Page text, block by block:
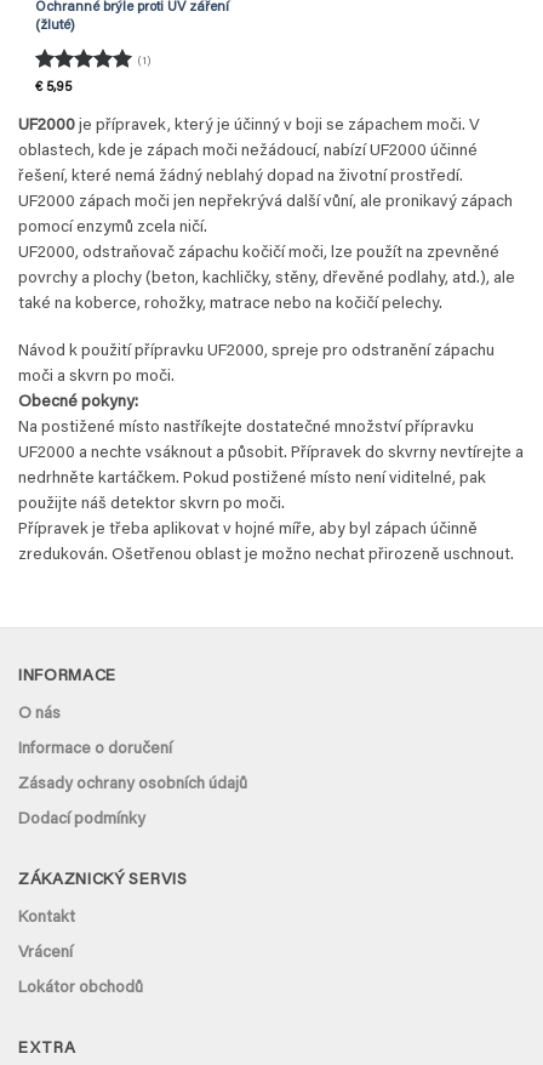
Ochranné brýle proti UV záření
(žluté)
Hodnocení
(1)
€5,95
UF2000 je přípravek, který je účinný v boji se zápachem moči. V
oblastech, kde je zápach moči nežádoucí, nabízí UF2000 účinné
řešení, které nemá žádný neblahý dopad na životní prostředí.
UF2000 zápach moči jen nepřekrývá další vůní, ale pronikavý zápach
pomocí enzymů zcela ničí.
UF2000, odstraňovač zápachu kočičí moči, lze použít na zpevněné
povrchy a plochy (beton, kachličky, stěny, dřevěné podlahy, atd.), ale
také na koberce, rohožky, matrace nebo na kočičí pelechy.
Návod k použití přípravku UF2000, spreje pro odstranění zápachu
moči a skvrn po moči.
Obecné pokyny:
Na postižené místo nastříkejte dostatečné množství přípravku
UF2000 a nechte vsáknout a působit. Přípravek do skvrny nevtírejte a
nedrhněte kartáčkem. Pokud postižené místo není viditelné, pak
použijte náš detektor skvrn po moči.
Přípravek je třeba aplikovat v hojné míře, aby byl zápach účinně
zredukován. Ošetřenou oblast je možno nechat přirozeně uschnout.
INFORMACE
O nás
Informace o doručení
Zásady ochrany osobních údajů
Dodací podmínky
ZÁKAZNICKÝ SERVIS
Kontakt
Vrácení
Lokátor obchodů
EXTRA